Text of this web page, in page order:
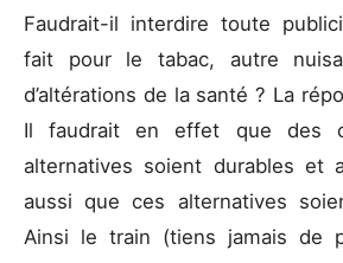
Faudrait-il interdire toute
fait pour le tabac, autre
d’altérations de la santé ? La
Il faudrait en effet que des
alternatives soient durables et
aussi que ces alternatives
Ainsi le train (tiens jamais de